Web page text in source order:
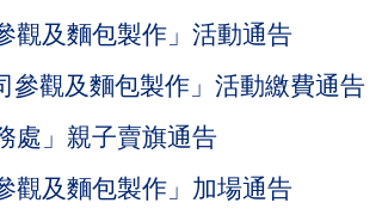
觀及麵包製作」活動通告
參觀及麵包製作」活動繳費通告
處」親子賣旗通告
觀及麵包製作」加場通告